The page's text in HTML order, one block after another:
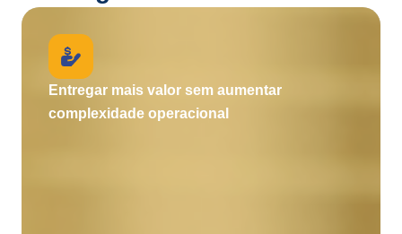
Entregar mais valor sem aumentar
complexidade operacional